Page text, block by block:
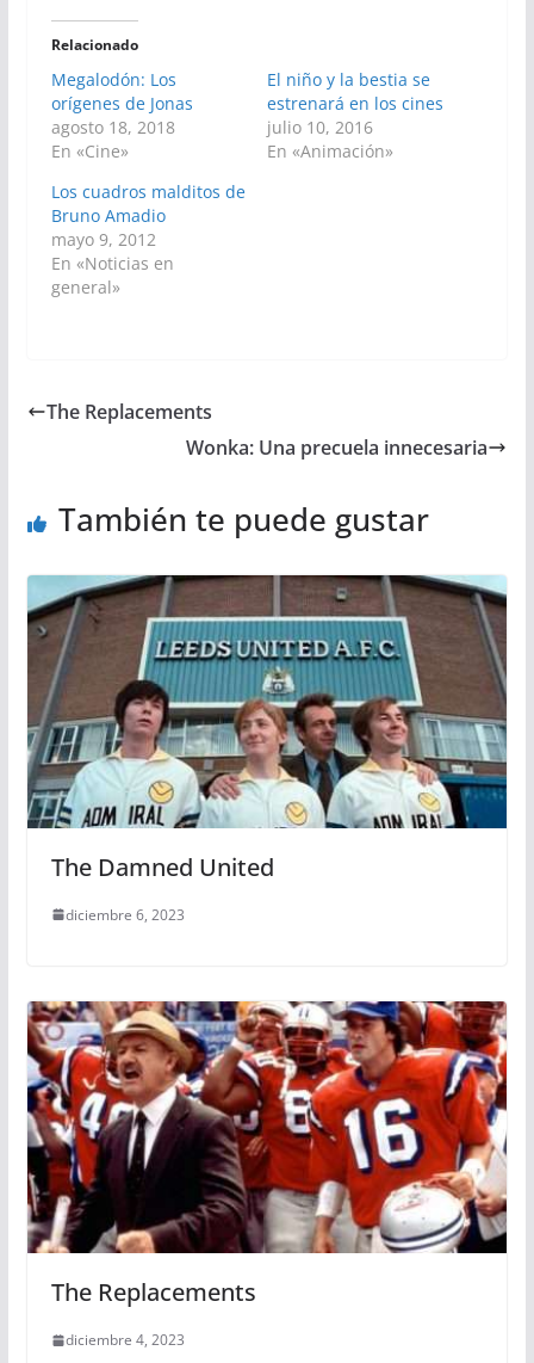
Relacionado
Megalodón: Los
orígenes de Jonas
agosto 18, 2018
En «Cine»
El niño y la bestia se
estrenará en los cines
julio 10, 2016
En «Animación»
Los cuadros malditos de
Bruno Amadio
mayo 9, 2012
En «Noticias en
general»
The Replacements
Wonka: Una precuela innecesaria
También te puede gustar
The Damned United
diciembre 6, 2023
The Replacements
diciembre 4, 2023